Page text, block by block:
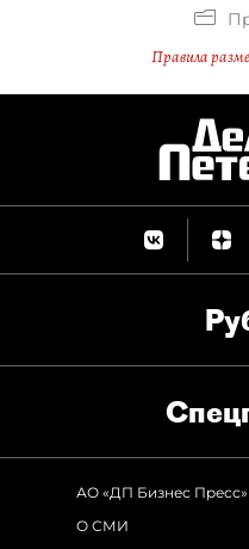
Правила
АО «ДП Бизнес Пресс»
О СМИ